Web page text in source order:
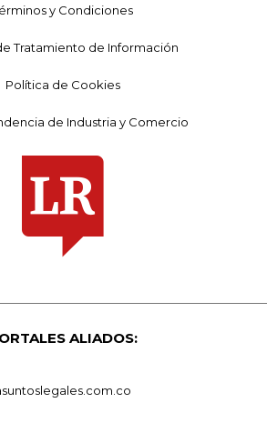
y Condiciones
Tratamiento de Información
Política de Cookies
de Industria y Comercio
ALIADOS: